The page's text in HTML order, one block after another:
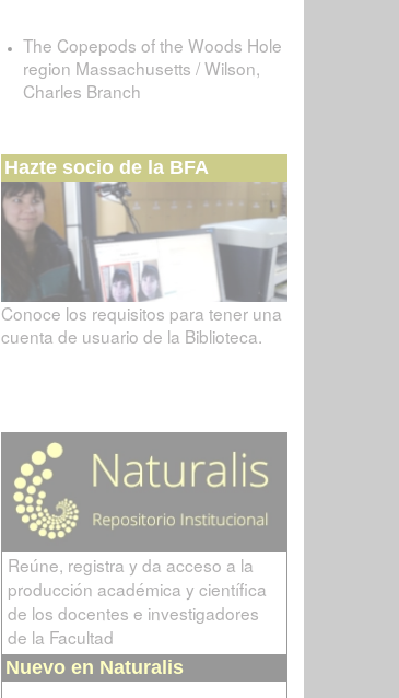
The Copepods of the Woods Hole
region Massachusetts / Wilson,
Charles Branch
Hazte socio de la BFA
Conoce los requisitos para tener una
cuenta de usuario de la Biblioteca.
Reúne, registra y da acceso a la
producción académica y científica
de los docentes e investigadores
de la Facultad
Nuevo en Naturalis